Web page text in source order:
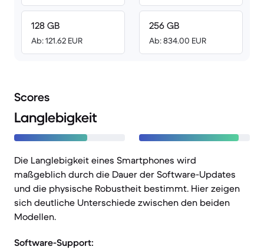
128 GB
Ab: 121.62 EUR
256 GB
Ab: 834.00 EUR
Scores
Langlebigkeit
Die Langlebigkeit eines Smartphones wird
maßgeblich durch die Dauer der Software-Updates
und die physische Robustheit bestimmt. Hier zeigen
sich deutliche Unterschiede zwischen den beiden
Modellen.
Software-Support: